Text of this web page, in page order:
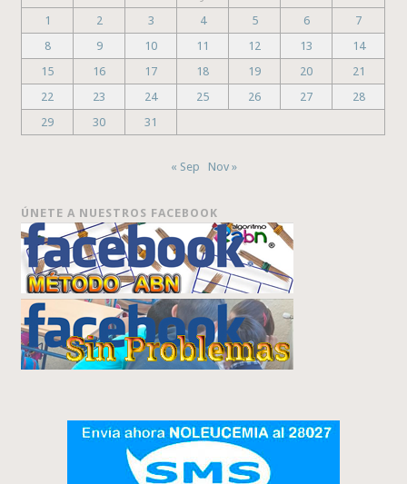
1
2 3 4 5 6
7
8
9 10 11 12 13
14
15
16 17 18 19 20
21
22
23 24 25 26 27
28
29
30 31
« Sep Nov »
ÚNETE A NUESTROS FACEBOOK